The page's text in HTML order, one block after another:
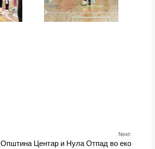
Next:
Општина Центар и Нула Отпад во еко